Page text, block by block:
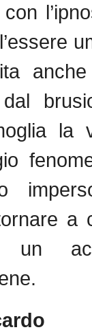
con
dal
la
a
un